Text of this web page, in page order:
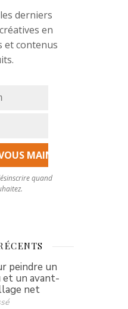
derniers
en
et contenus
quand
peindre un
un avant-
net